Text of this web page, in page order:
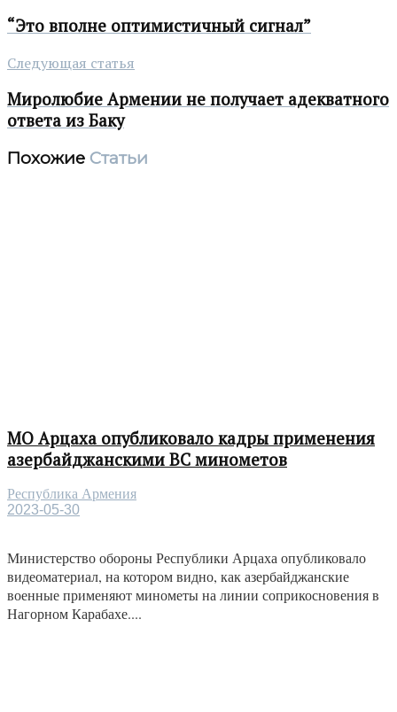
“Это вполне оптимистичный сигнал”
Следующая статья
Миролюбие Армении не получает адекватного
ответа из Баку
Похожие Статьи
МО Арцаха опубликовало кадры применения
азербайджанскими ВС минометов
Республика Армения
2023-05-30
Министерство обороны Республики Арцаха опубликовало
видеоматериал, на котором видно, как азербайджанские
военные применяют минометы на линии соприкосновения в
Нагорном Карабахе....